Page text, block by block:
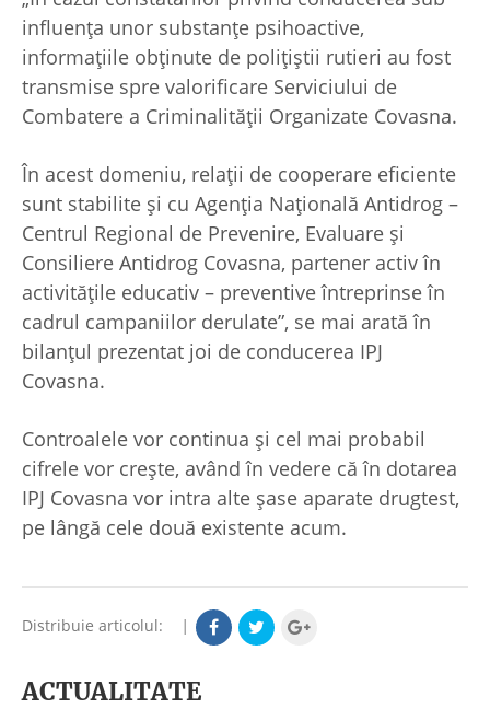
influența unor substanțe psihoactive,
informațiile obținute de polițiștii rutieri au fost
transmise spre valorificare Serviciului de
Combatere a Criminalității Organizate Covasna.
În acest domeniu, relații de cooperare eficiente
sunt stabilite și cu Agenția Națională Antidrog –
Centrul Regional de Prevenire, Evaluare și
Consiliere Antidrog Covasna, partener activ în
activitățile educativ – preventive întreprinse în
cadrul campaniilor derulate”, se mai arată în
bilanțul prezentat joi de conducerea IPJ
Covasna.
Controalele vor continua și cel mai probabil
cifrele vor crește, având în vedere că în dotarea
IPJ Covasna vor intra alte șase aparate drugtest,
pe lângă cele două existente acum.
Distribuie articolul: |
ACTUALITATE